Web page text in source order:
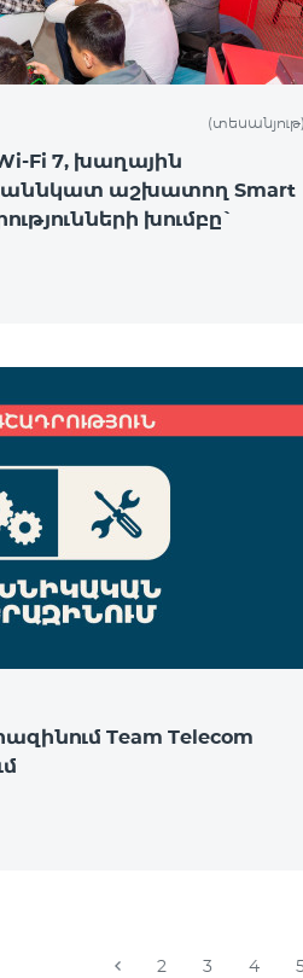
(տեսանյութ)
Fi 7, խաղային
աննկատ աշխատող Smart
խումբը`
Team Telecom
2 3 4